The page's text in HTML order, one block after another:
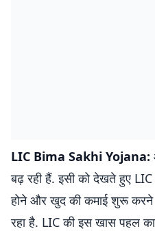
LIC Bima Sakhi Yojana:
बढ़ रही हैं. इसी को देखते हुए
होने और खुद की कमाई शुरू करने
रहा है. LIC की इस खास पहल का